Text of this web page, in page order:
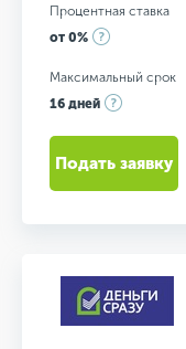
Процентная ставка
от 0%
Максимальный срок
16 дней
Подать заявку